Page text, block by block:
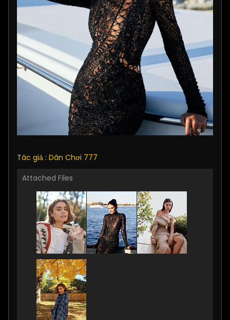
Tác giả : Dân Chơi 777
Attached Files